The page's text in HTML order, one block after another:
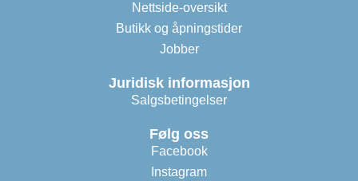
Nettside-oversikt
Butikk og åpningstider
Jobber
Juridisk informasjon
Salgsbetingelser
Følg oss
Facebook
Instagram